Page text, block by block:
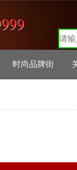
时尚品牌街